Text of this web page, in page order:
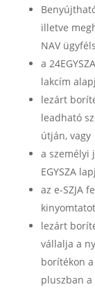
illetve
NAV
a
lakcím
lezárt
leadható
útján, vagy
a személyi
EGYSZA
az e-SZJA
lezárt
vállalja a
borítékon
pluszban